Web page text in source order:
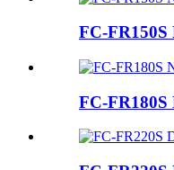
FC-FR150S
FC-FR180S